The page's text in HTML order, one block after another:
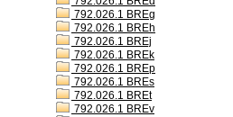
792.026.1 BREg
792.026.1 BREh
792.026.1 BREj
792.026.1 BREk
792.026.1 BREp
792.026.1 BREs
792.026.1 BREt
792.026.1 BREv